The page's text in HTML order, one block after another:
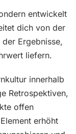
entwickelt
dich von der
Ergebnisse,
liefern.
innerhalb
Retrospektiven,
offen
erhöht